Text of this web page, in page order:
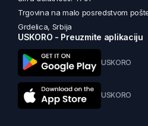
Trgovina na malo posredstvom
Grdelica, Srbija
USKORO - Preuzmite aplikaciju
USKORO
USKORO